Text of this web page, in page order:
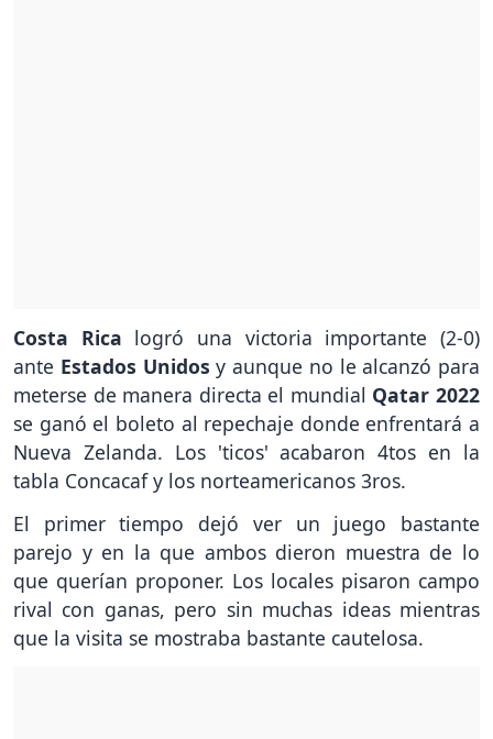
Costa Rica logró una victoria importante (2-0)
ante Estados Unidos y aunque no le alcanzó para
meterse de manera directa el mundial Qatar 2022
se ganó el boleto al repechaje donde enfrentará a
Nueva Zelanda. Los 'ticos' acabaron 4tos en la
tabla Concacaf y los norteamericanos 3ros.
El primer tiempo dejó ver un juego bastante
parejo y en la que ambos dieron muestra de lo
que querían proponer. Los locales pisaron campo
rival con ganas, pero sin muchas ideas mientras
que la visita se mostraba bastante cautelosa.